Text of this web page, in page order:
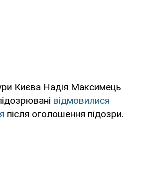
Києва Надія Максимець
відмовилися
після оголошення підозри.